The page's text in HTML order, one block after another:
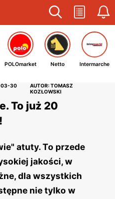
POLOmarket Netto Intermarche
30
AUTOR: TOMASZ
KOZŁOWSKI
To już 20
atuty. To przede
jakości, w
dla wszystkich
nie tylko w